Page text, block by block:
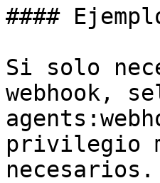
####
Si solo
webhook,
privilegio
necesarios.